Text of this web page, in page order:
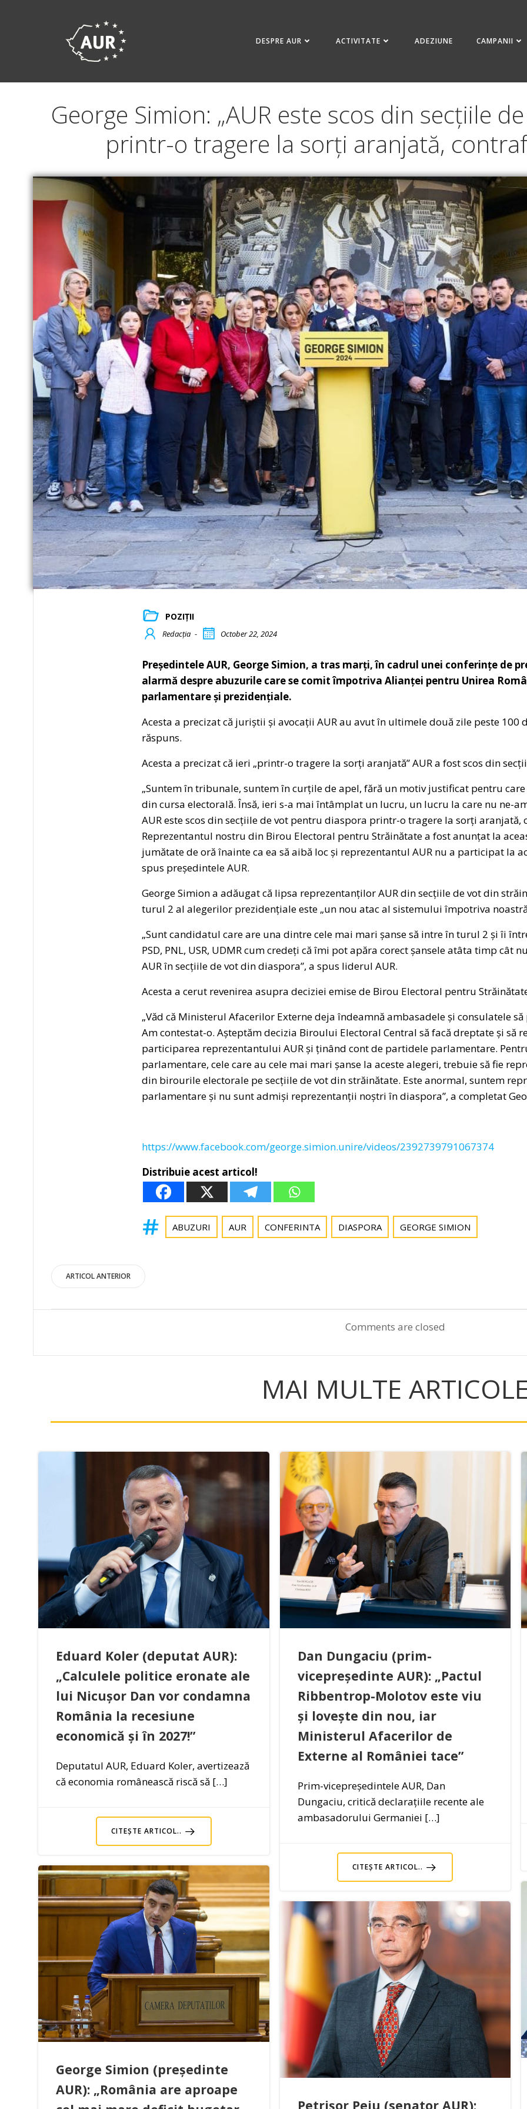
DESPRE AUR ACTIVITATE ADEZIUNE CAMPANII
George Simion: „AUR este scos din secțiile
printr-o tragere la sorți aranjată,
POZIȚII
Redacția - October 22, 2024
Președintele AUR, George Simion, a tras marți, în cadrul unei conferințe de
alarmă despre abuzurile care se comit împotriva Alianței pentru Unirea
parlamentare și prezidențiale.
Acesta a precizat că juriștii și avocații AUR au avut în ultimele două zile peste 100
răspuns.
Acesta a precizat că ieri „printr-o tragere la sorți aranjată” AUR a fost scos din
„Suntem în tribunale, suntem în curțile de apel, fără un motiv justificat pentru care
din cursa electorală. Însă, ieri s-a mai întâmplat un lucru, un lucru la care nu ne-
AUR este scos din secțiile de vot pentru diaspora printr-o tragere la sorți aranjată,
Reprezentantul nostru din Birou Electoral pentru Străinătate a fost anunțat la
jumătate de oră înainte ca ea să aibă loc și reprezentantul AUR nu a participat la
spus președintele AUR.
George Simion a adăugat că lipsa reprezentanților AUR din secțiile de vot din
turul 2 al alegerilor prezidențiale este „un nou atac al sistemului împotriva
„Sunt candidatul care are una dintre cele mai mari șanse să intre în turul 2 și îi
PSD, PNL, USR, UDMR cum credeți că îmi pot apăra corect șansele atâta timp cât
AUR în secțiile de vot din diaspora”, a spus liderul AUR.
Acesta a cerut revenirea asupra deciziei emise de Birou Electoral pentru
„Văd că Ministerul Afacerilor Externe deja îndeamnă ambasadele și consulatele
Am contestat-o. Așteptăm decizia Biroului Electoral Central să facă dreptate și să
participarea reprezentantului AUR și ținând cont de partidele parlamentare.
parlamentare, cele care au cele mai mari șanse la aceste alegeri, trebuie să fie
din birourile electorale pe secțiile de vot din străinătate. Este anormal, suntem
parlamentare și nu sunt admiși reprezentanții noștri în diaspora”, a completat
https://www.facebook.com/george.simion.unire/videos/2392739791067374
Distribuie acest articol!
ABUZURI AUR CONFERINTA DIASPORA GEORGE SIMION
Post
navigation
ARTICOL ANTERIOR
navigation
Comments are closed
MAI MULTE
Eduard Koler (deputat AUR):
„Calculele politice eronate ale
lui Nicușor Dan vor condamna
România la recesiune
economică și în 2027!”
Deputatul AUR, Eduard Koler, avertizează
că economia românească riscă să […]
CITEȘTE ARTICOL..
Dan Dungaciu (prim-
vicepreședinte AUR): „Pactul
Ribbentrop-Molotov este viu
și lovește din nou, iar
Ministerul Afacerilor de
Externe al României tace”
Prim-vicepreședintele AUR, Dan
Dungaciu, critică declarațiile recente ale
ambasadorului Germaniei […]
CITEȘTE ARTICOL..
George Simion (președinte
AUR): „România are aproape
Petrișor Peiu (senator AUR):